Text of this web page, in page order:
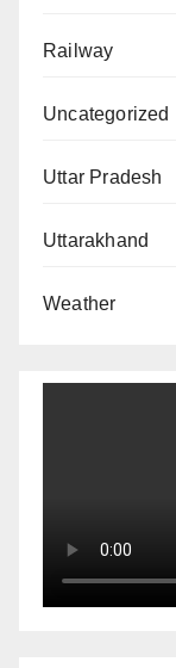
Railway
Uncategorized
Uttar Pradesh
Uttarakhand
Weather